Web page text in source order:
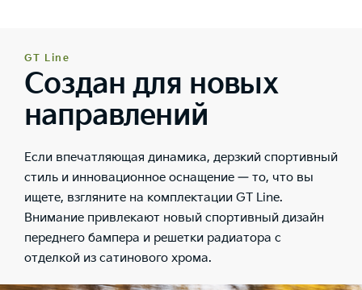
GT Line
Создан для новых
направлений
Если впечатляющая динамика, дерзкий спортивный
стиль и инновационное оснащение — то, что вы
ищете, взгляните на комплектации GT Line.
Внимание привлекают новый спортивный дизайн
переднего бампера и решетки радиатора с
отделкой из сатинового хрома.